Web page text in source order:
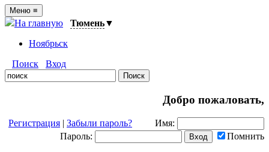
Меню ≡
На главную Тюмень▼
Ноябрьск
Поиск
Вход
Добро пожаловать,
Регистрация | Забыли пароль?
Имя:
Пароль:
Помнить